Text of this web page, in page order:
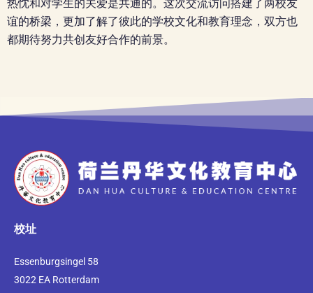
热忱和对学生的关爱是共通的。这次交流访问搭建了两校友
谊的桥梁，更加了解了彼此的学校文化和教育理念，双方也
都期待努力共创友好合作的前景。
校址
Essenburgsingel 58
3022 EA Rotterdam